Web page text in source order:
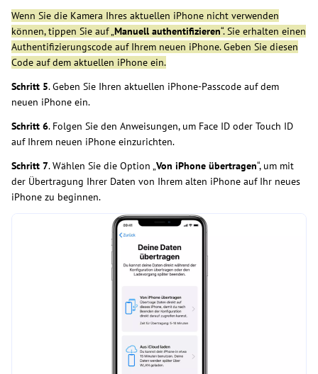
Wenn Sie die Kamera Ihres aktuellen iPhone nicht verwenden
können, tippen Sie auf „Manuell authentifizieren“. Sie erhalten einen
Authentifizierungscode auf Ihrem neuen iPhone. Geben Sie diesen
Code auf dem aktuellen iPhone ein.
Schritt 5. Geben Sie Ihren aktuellen iPhone-Passcode auf dem
neuen iPhone ein.
Schritt 6. Folgen Sie den Anweisungen, um Face ID oder Touch ID
auf Ihrem neuen iPhone einzurichten.
Schritt 7. Wählen Sie die Option „Von iPhone übertragen“, um mit
der Übertragung Ihrer Daten von Ihrem alten iPhone auf Ihr neues
iPhone zu beginnen.